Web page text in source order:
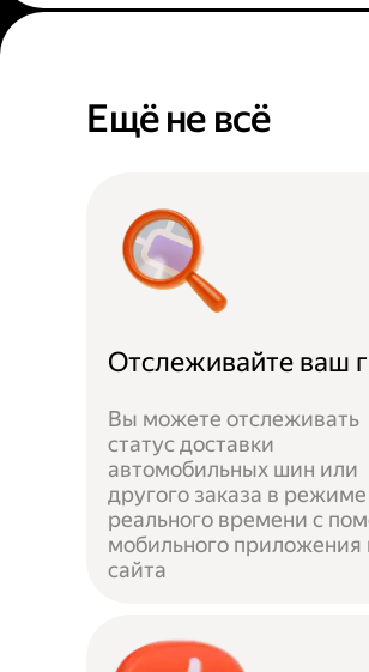
Ещё не всё
Отслеживайте ваш
Вы можете отслеживать
статус доставки
автомобильных шин или
другого заказа в режиме
реального времени с
мобильного приложения
сайта